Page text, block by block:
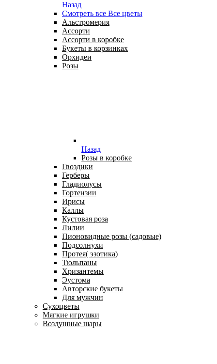
Назад
Смотреть все Все цветы
Альстромерия
Ассорти
Ассорти в коробке
Букеты в корзинках
Орхидеи
Розы
Назад
Розы в коробке
Гвоздики
Герберы
Гладиолусы
Гортензии
Ирисы
Каллы
Кустовая роза
Лилии
Пионовидные розы (садовые)
Подсолнухи
Протея( эзотика)
Тюльпаны
Хризантемы
Эустома
Авторские букеты
Для мужчин
Сухоцветы
Мягкие игрушки
Воздушные шары